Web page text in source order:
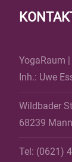
YogaRaum
Inh.: Uwe
Wildbader
68239
Tel: (0621)